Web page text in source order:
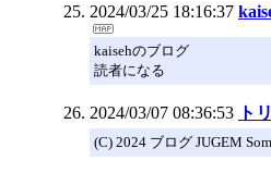
2024/03/25 18:16:37
kaisehのブログ
読者になる
2024/03/07 08:36:53 ト
(C) 2024 ブログ JUGEM